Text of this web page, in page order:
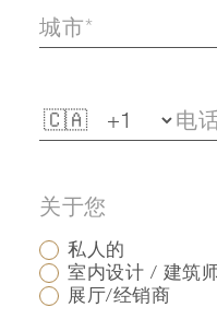
关于您
私人的
室内设计 / 建筑
展厅/经销商